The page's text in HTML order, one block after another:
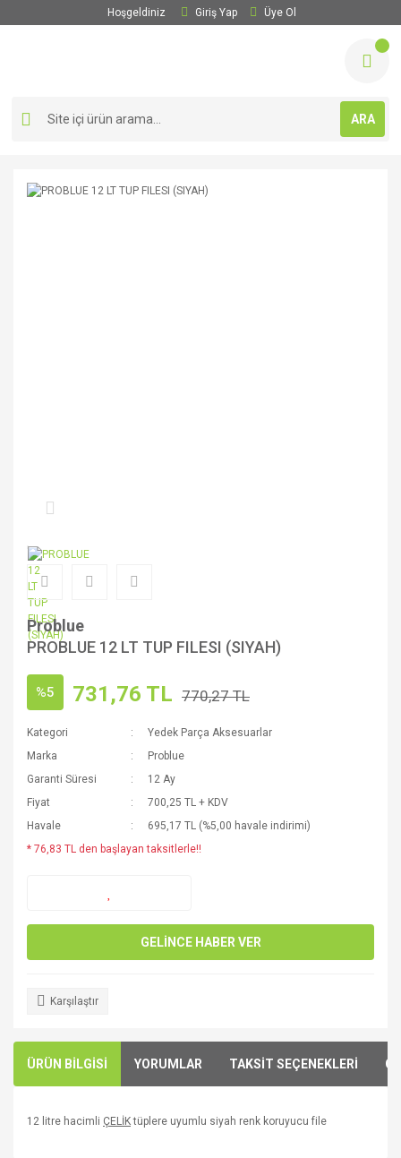
Hoşgeldiniz Giriş Yap Üye Ol
ARA
Problue
PROBLUE 12 LT TUP FILESI (SIYAH)
%5 731,76 TL 770,27 TL
Kategori
Yedek Parça Aksesuarlar
Marka
Problue
Garanti Süresi
12 Ay
Fiyat
700,25 TL + KDV
Havale
695,17 TL (%5,00 havale indirimi)
* 76,83 TL den başlayan taksitlerle!!
GELİNCE HABER VER
Karşılaştır
ÜRÜN BİLGİSİ YORUMLAR TAKSİT SEÇENEKLERİ
12 litre hacimli ÇELİKtüplere uyumlu siyah renk koruyucu file